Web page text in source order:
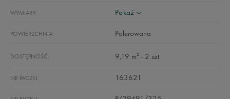
WYMIARY: Pokaż
POWIERZCHNIA: Polerowana
DOSTĘPNOŚĆ: 9,19 m2 - 2 szt.
NR PACZKI: 163621